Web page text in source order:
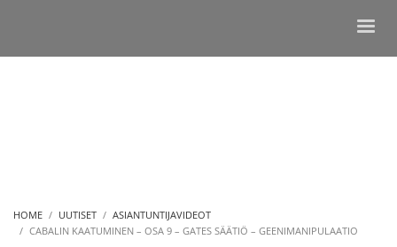
HOME UUTISET
ASIANTUNTIJAVIDEOT
CABALIN KAATUMINEN – OSA 9 – GATES SÄÄTIÖ – GEENIMANIPULAATIO